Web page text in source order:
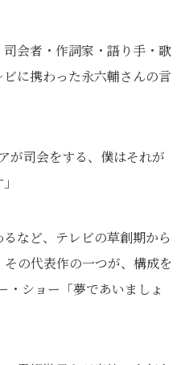
会者・作詞家・語り手・歌
に携わった永六輔さんの言
が司会をする、僕はそれが
など、テレビの草創期から
の代表作の一つが、構成を
ショー「夢であいましょ